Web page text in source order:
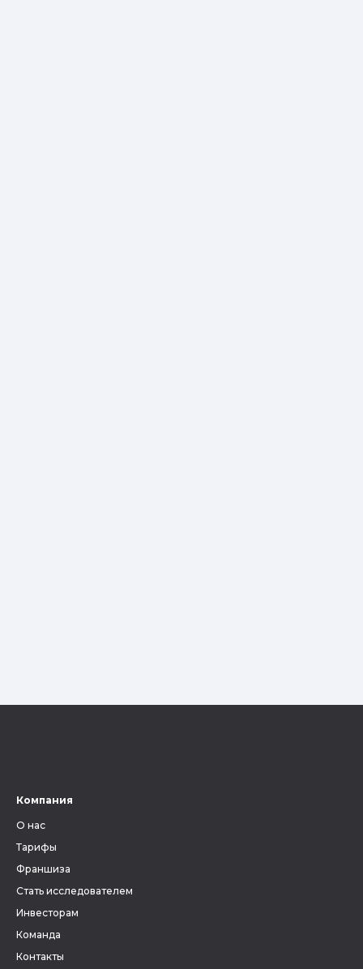
Компания
О нас
Тарифы
Франшиза
Стать исследователем
Инвесторам
Команда
Контакты